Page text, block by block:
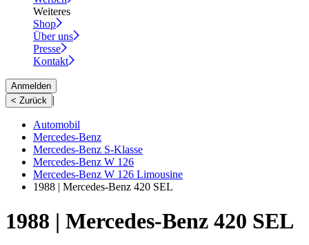
Weiteres
Shop
Über uns
Presse
Kontakt
Anmelden
< Zurück |
Automobil
Mercedes-Benz
Mercedes-Benz S-Klasse
Mercedes-Benz W 126
Mercedes-Benz W 126 Limousine
1988 | Mercedes-Benz 420 SEL
1988 | Mercedes-Benz 420 SEL